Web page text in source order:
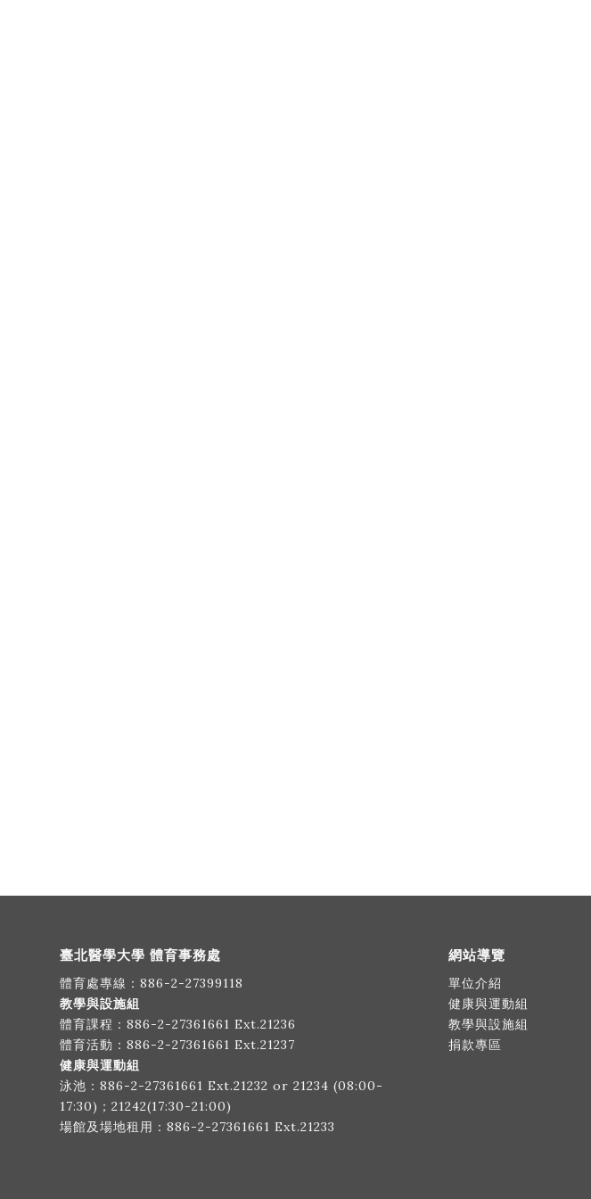
臺北醫學大學 體育事務處
體育處專線： 886-2-27399118
教學與設施組
體育課程： 886-2-27361661 Ext.21236
體育活動： 886-2-27361661 Ext.21237
健康與運動組
泳池： 886-2-27361661 Ext.21232 or 21234 (08:00-
17:30)；21242(17:30-21:00)
場館及場地租用： 886-2-27361661 Ext.21233
網站導覽
單位介紹
健康與運動組
教學與設施組
捐款專區